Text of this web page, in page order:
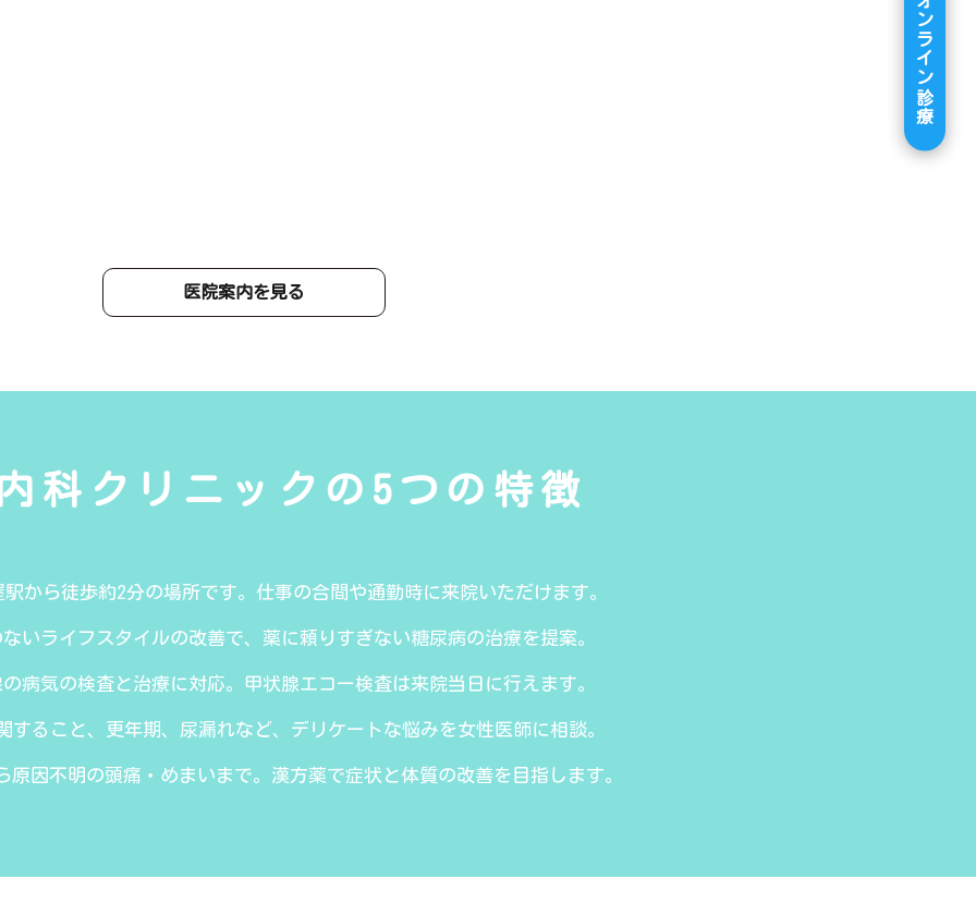
医院案内を見る
科クリニックの 5つの特徴
から徒歩約2分の場所です。仕事の合間や通勤時に来院いただけます。
いライフスタイルの改善で、薬に頼りすぎない糖尿病の治療を提案。
病気の検査と治療に対応。甲状腺エコー検査は来院当日に行えます。
すること、更年期、尿漏れなど、デリケートな悩みを女性医師に相談。
原因不明の頭痛・めまいまで。 漢方薬で症状と体質の改善を目指します。
オンライン診療